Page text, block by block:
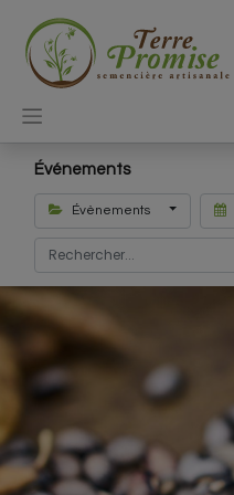
Événements
Évènements